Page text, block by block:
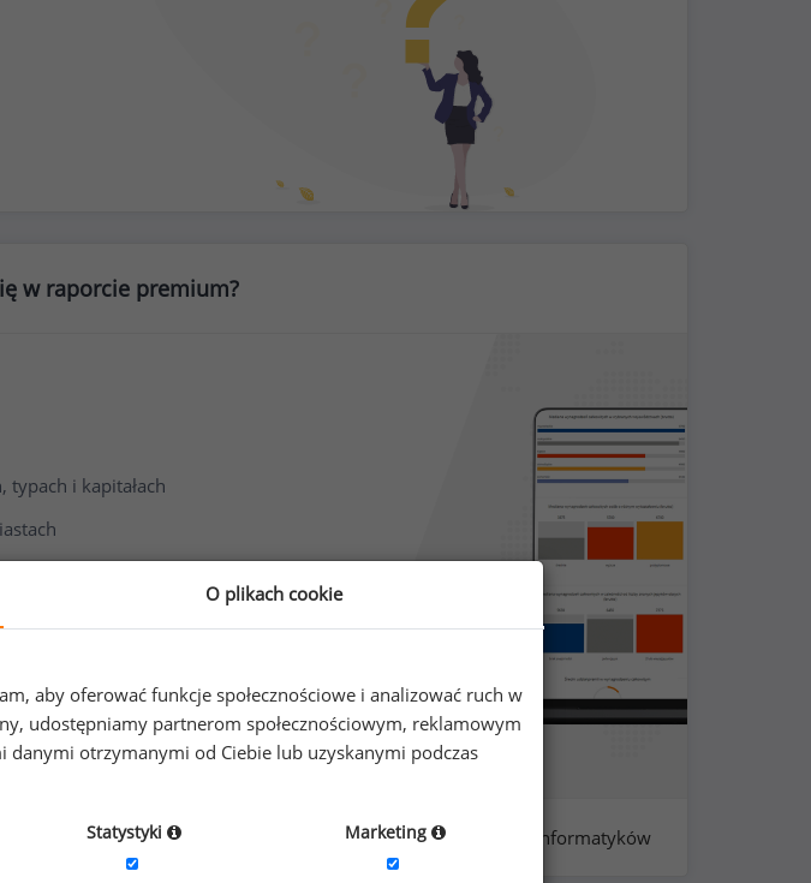
w raporcie premium?
i kapitałach
próba: 57 - inżynierów teleinformatyków
O plikach cookie
aby oferować funkcje społecznościowe i analizować ruch w
udostępniamy partnerom społecznościowym, reklamowym
danymi otrzymanymi od Ciebie lub uzyskanymi podczas
Statystyki Marketing